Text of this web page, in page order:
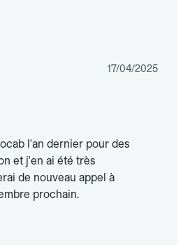
17/04/2025
l'an dernier pour des
et j'en ai été très
de nouveau appel à
prochain.